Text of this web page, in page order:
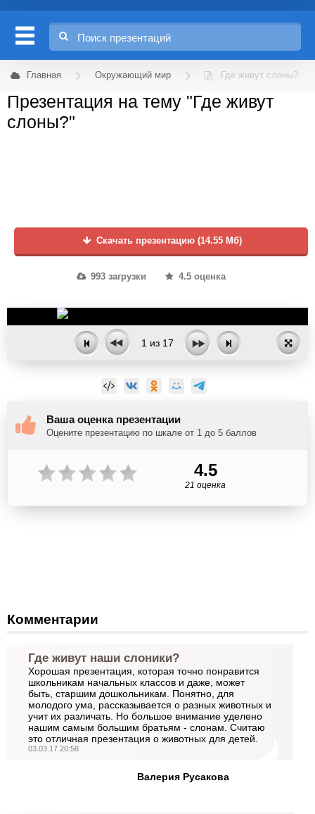
Главная Окружающий мир Где живут слоны?
Презентация на тему "Где живут
слоны?"
Скачать презентацию (14.55 Мб)
993 загрузки 4.5 оценка
1 из 17
Ваша оценка презентации
Оцените презентацию по шкале от 1 до 5 баллов
4.5
21 оценка
Комментарии
Где живут наши слоники?
Хорошая презентация, которая точно понравится
школьникам начальных классов и даже, может
быть, старшим дошкольникам. Понятно, для
молодого ума, рассказывается о разных животных и
учит их различать. Но большое внимание уделено
нашим самым большим братьям - слонам. Считаю
это отличная презентация о животных для детей.
03.03.17 20:58
Валерия Русакова